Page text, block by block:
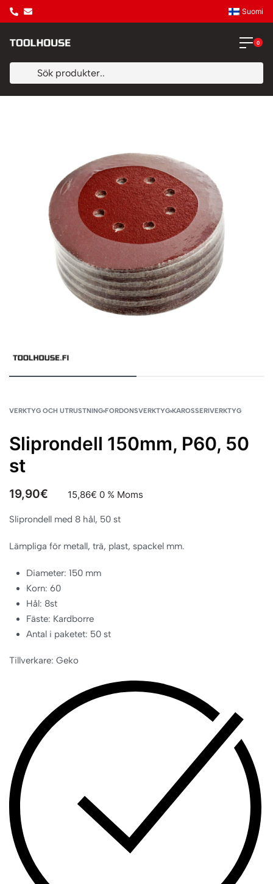
Suomi
0
VERKTYG OCH UTRUSTNING›FORDONSVERKTYG›KAROSSERIVERKTYG
Sliprondell 150mm, P60, 50
st
19,90€ 15,86€ 0 % Moms
Sliprondell med 8 hål, 50 st
Lämpliga för metall, trä, plast, spackel mm.
Diameter: 150 mm
Korn: 60
Hål: 8st
Fäste: Kardborre
Antal i paketet: 50 st
Tillverkare: Geko